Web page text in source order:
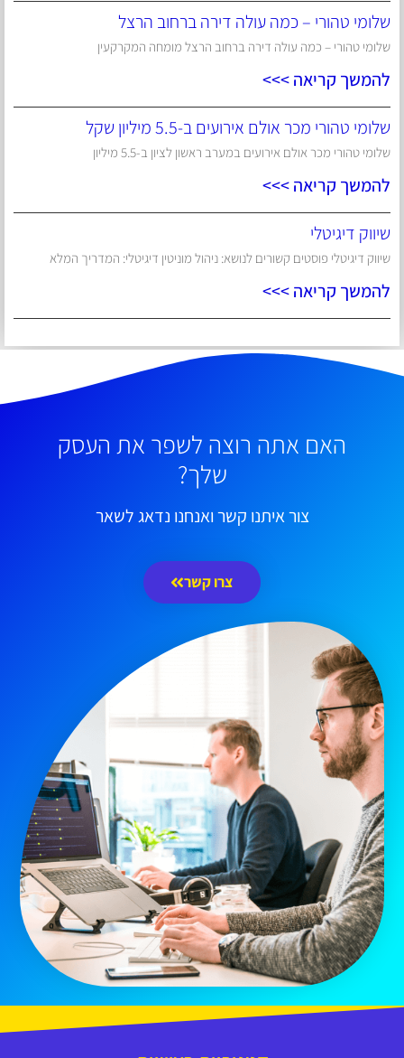
שלומי טהורי – כמה עולה דירה ברחוב הרצל
שלומי טהורי – כמה עולה דירה ברחוב הרצל מומחה המקרקעין
להמשך קריאה >>>
שלומי טהורי מכר אולם אירועים ב-5.5 מיליון שקל
שלומי טהורי מכר אולם אירועים במערב ראשון לציון ב-5.5 מיליון
להמשך קריאה >>>
שיווק דיגיטלי
שיווק דיגיטלי פוסטים קשורים לנושא: ניהול מוניטין דיגיטלי: המדריך המלא
להמשך קריאה >>>
האם אתה רוצה לשפר את העסק
שלך?
צור איתנו קשר ואנחנו נדאג לשאר
צרו קשר